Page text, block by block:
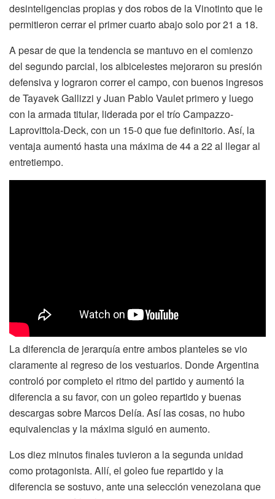
desinteligencias propias y dos robos de la Vinotinto que le
permitieron cerrar el primer cuarto abajo solo por 21 a 18.
A pesar de que la tendencia se mantuvo en el comienzo
del segundo parcial, los albicelestes mejoraron su presión
defensiva y lograron correr el campo, con buenos ingresos
de Tayavek Gallizzi y Juan Pablo Vaulet primero y luego
con la armada titular, liderada por el trío Campazzo-
Laprovittola-Deck, con un 15-0 que fue definitorio. Así, la
ventaja aumentó hasta una máxima de 44 a 22 al llegar al
entretiempo.
La diferencia de jerarquía entre ambos planteles se vio
claramente al regreso de los vestuarios. Donde Argentina
controló por completo el ritmo del partido y aumentó la
diferencia a su favor, con un goleo repartido y buenas
descargas sobre Marcos Delía. Así las cosas, no hubo
equivalencias y la máxima siguió en aumento.
Los diez minutos finales tuvieron a la segunda unidad
como protagonista. Allí, el goleo fue repartido y la
diferencia se sostuvo, ante una selección venezolana que